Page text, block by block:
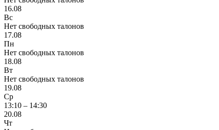
16.08
Вс
Нет свободных талонов
17.08
Пн
Нет свободных талонов
18.08
Вт
Нет свободных талонов
19.08
Ср
13:10 – 14:30
20.08
Чт